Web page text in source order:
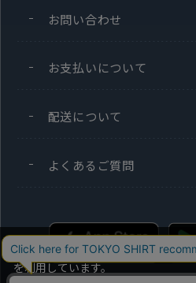
お問い合わせ
お支払いについて
配送について
よくあるご質問
当社のウェブサイトでは、お客様の
を利用しています。